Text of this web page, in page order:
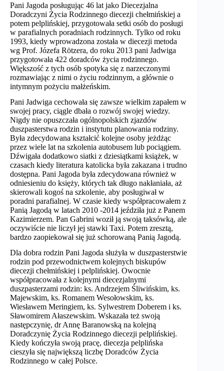
Pani Jagoda posługując 46 lat jako Diecezjalna
Doradczyni Życia Rodzinnego diecezji chełmińskiej a
potem pelplińskiej, przygotowała setki osób do posługi
w parafialnych poradniach rodzinnych. Tylko od roku
1993, kiedy wprowadzona została w diecezji metoda
wg Prof. Józefa Rötzera, do roku 2013 pani Jadwiga
przygotowała 422 doradców życia rodzinnego.
Większość z tych osób spotyka się z narzeczonymi
rozmawiając z nimi o życiu rodzinnym, a głównie o
intymnym pożyciu małżeńskim.
Pani Jadwiga cechowała się zawsze wielkim zapałem w
swojej pracy, ciągle dbała o rozwój swojej wiedzy.
Nigdy nie opuszczała ogólnopolskich zjazdów
duszpasterstwa rodzin i instytutu planowania rodziny.
Była zdecydowana kształcić kolejne osoby jeżdżąc
przez wiele lat na szkolenia autobusem lub pociągiem.
Dźwigała dodatkowo siatki z dziesiątkami książek, w
czasach kiedy literatura katolicka była zakazana i trudno
dostępna. Pani Jagoda była zdecydowana również w
odniesieniu do księży, których tak długo nakłaniała, aż
skierowali kogoś na szkolenie, aby posługiwał w
poradni parafialnej. W czasie kiedy współpracowałem z
Panią Jagodą w latach 2010 -2014 jeździła już z Panem
Kazimierzem. Pan Gabrini woził ją swoją taksówką, ale
oczywiście nie liczył jej stawki Taxi. Potem zresztą,
bardzo zaopiekował się już schorowaną Panią Jagodą.
Dla dobra rodzin Pani Jagoda służyła w duszpasterstwie
rodzin pod przewodnictwem kolejnych biskupów
diecezji chełmińskiej i pelplińskiej. Owocnie
współpracowała z kolejnymi diecezjalnymi
duszpasterzami rodzin: ks. Andrzejem Śliwińskim, ks.
Majewskim, ks. Romanem Wesołowskim, ks.
Wiesławem Meringiem, ks. Sylwestrem Doberem i ks.
Sławomirem Ałaszewskim. Wskazała też swoją
następczynię, dr Annę Baranowską na kolejną
Doradczynię Życia Rodzinnego diecezji pelplińskiej.
Kiedy kończyła swoją pracę, diecezja pelplińska
cieszyła się największą liczbę Doradców Życia
Rodzinnego w całej Polsce.